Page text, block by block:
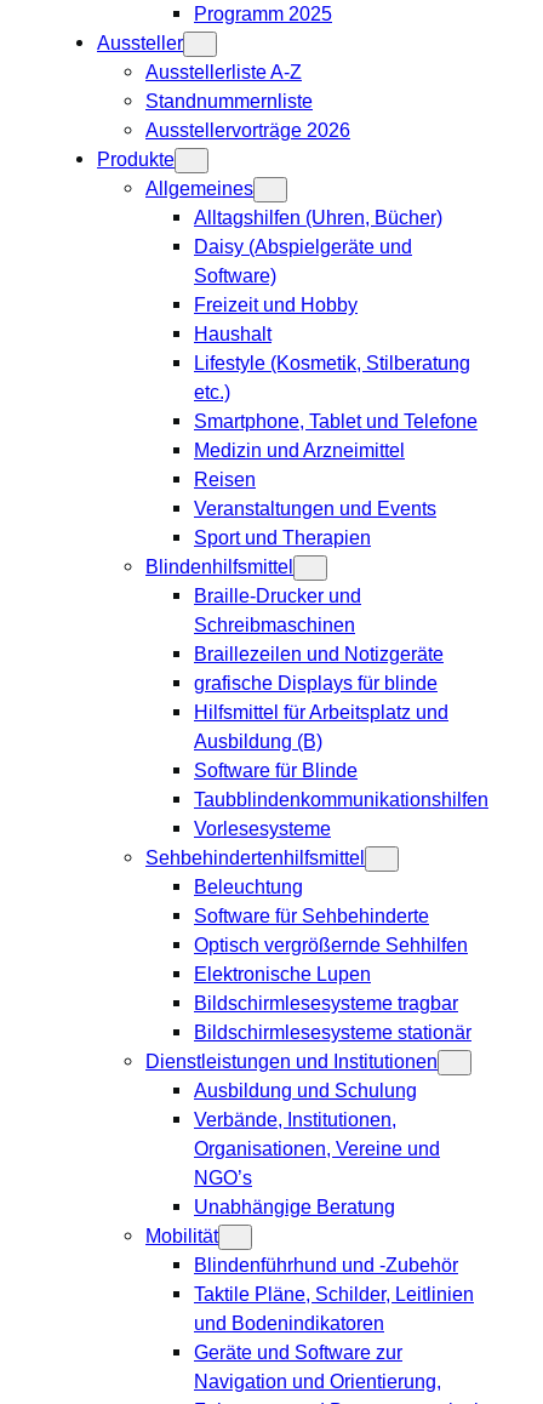
Programm 2025
Aussteller
Ausstellerliste A-Z
Standnummernliste
Ausstellervorträge 2026
Produkte
Allgemeines
Alltagshilfen (Uhren, Bücher)
Daisy (Abspielgeräte und
Software)
Freizeit und Hobby
Haushalt
Lifestyle (Kosmetik, Stilberatung
etc.)
Smartphone, Tablet und Telefone
Medizin und Arzneimittel
Reisen
Veranstaltungen und Events
Sport und Therapien
Blindenhilfsmittel
Braille-Drucker und
Schreibmaschinen
Braillezeilen und Notizgeräte
grafische Displays für blinde
Hilfsmittel für Arbeitsplatz und
Ausbildung (B)
Software für Blinde
Taubblindenkommunikationshilfen
Vorlesesysteme
Sehbehindertenhilfsmittel
Beleuchtung
Software für Sehbehinderte
Optisch vergrößernde Sehhilfen
Elektronische Lupen
Bildschirmlesesysteme tragbar
Bildschirmlesesysteme stationär
Dienstleistungen und Institutionen
Ausbildung und Schulung
Verbände, Institutionen,
Organisationen, Vereine und
NGO’s
Unabhängige Beratung
Mobilität
Blindenführhund und -Zubehör
Taktile Pläne, Schilder, Leitlinien
und Bodenindikatoren
Geräte und Software zur
Navigation und Orientierung,